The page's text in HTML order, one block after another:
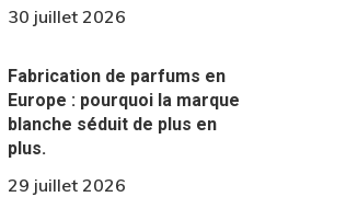
30 juillet 2026
Fabrication de parfums en
Europe : pourquoi la marque
blanche séduit de plus en
plus.
29 juillet 2026